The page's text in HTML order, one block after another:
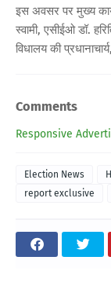
इस अवसर पर मुख्य
स्वामी, एसीईओ डॉ.
विधालय की
Comments
Responsive
Election News
report exclusive